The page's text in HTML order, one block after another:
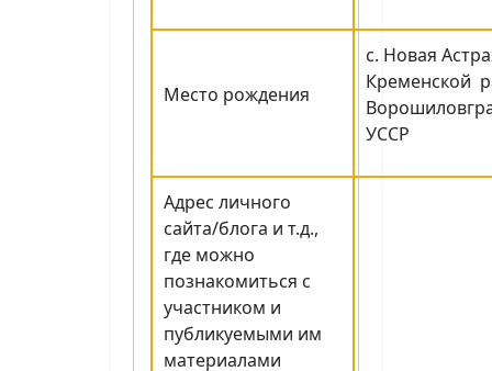
Место рождения
с. Новая
Кременской
УССР
Адрес личного
сайта/блога и т.д.,
где можно
познакомиться с
участником и
публикуемыми им
материалами